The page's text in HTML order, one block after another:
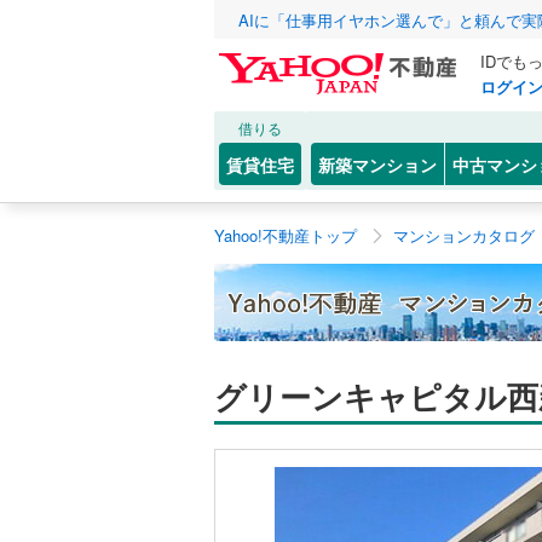
AIに「仕事用イヤホン選んで」と頼んで
IDでも
ログイン
借りる
賃貸住宅 新築マンション 中古マンシ
Yahoo!不動産トップ マンションカタログ
グリーンキャピタル